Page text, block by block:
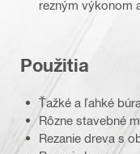
rezným výkonom
Použitia
Ťažké a ľahké
Rôzne stavebné
Rezanie dreva s